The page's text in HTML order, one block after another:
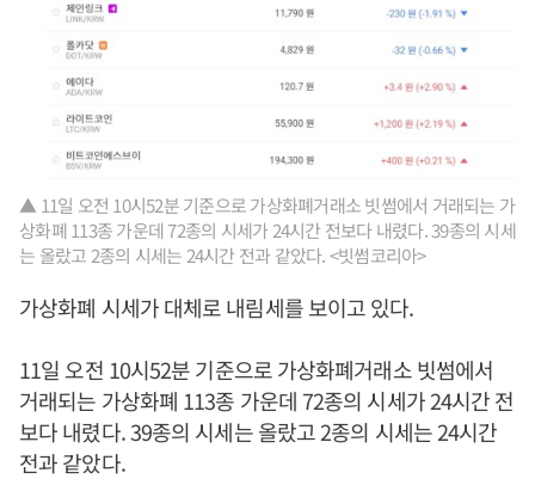
▲ 11일 오전 10시52분 기준으로 가상화폐거래소 빗썸에서 거래되는 가
상화폐 113종 가운데 72종의 시세가 24시간 전보다 내렸다. 39종의 시세
는 올랐고 2종의 시세는 24시간 전과 같았다. <빗썸코리아>
가상화폐 시세가 대체로 내림세를 보이고 있다.
11일 오전 10시52분 기준으로 가상화폐거래소 빗썸에서
거래되는 가상화폐 113종 가운데 72종의 시세가 24시간 전
보다 내렸다. 39종의 시세는 올랐고 2종의 시세는 24시간
전과 같았다.